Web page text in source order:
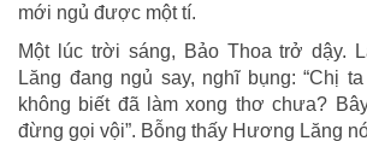
mới ngủ được một tí.
Một lúc trời sáng, Bảo Thoa trở dậy.
Lăng đang ngủ say, nghĩ bụng: “Chị
không biết đã làm xong thơ chưa?
đừng gọi vội”. Bỗng thấy Hương Lăng